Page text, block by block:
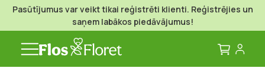
Pasūtījumus var veikt tikai reģistrēti klienti. Reģistrējies un
saņem labākos piedāvājumus!
Mans